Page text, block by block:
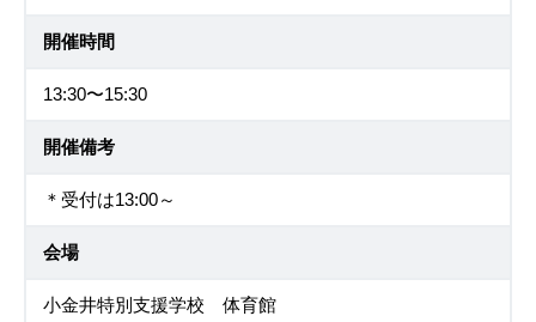
開催時間
13:30〜15:30
開催備考
＊受付は13:00～
会場
小金井特別支援学校 体育館